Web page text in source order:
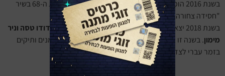
בשנת 2016 הופיע בטקס הדלקת המשואות ביום העצמאות ה-68 בשיר
"חסידה צחורה" יחד עם יהודה קיסר ומירי מסיקה.
בשנת 2018 יצא לסיבוב הופעות יחד עם דקלון בהפקה של
דודו טסה וניר
מימון. בשנה זו גם זכה בפרס משרד התרבות והספורט לאמנים ותיקים
בזמר עברי לצדקורין אלאל ושם טוב לוי.